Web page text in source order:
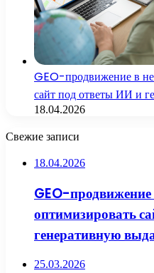
GEO-продвижение в
сайт под ответы ИИ и
18.04.2026
Свежие записи
18.04.2026
GEO-продвижение
оптимизировать
генеративную
25.03.2026